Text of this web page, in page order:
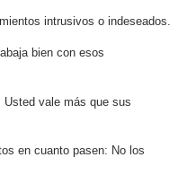
intrusivos o indeseados.
bien con esos
vale más que sus
en cuanto pasen: No los